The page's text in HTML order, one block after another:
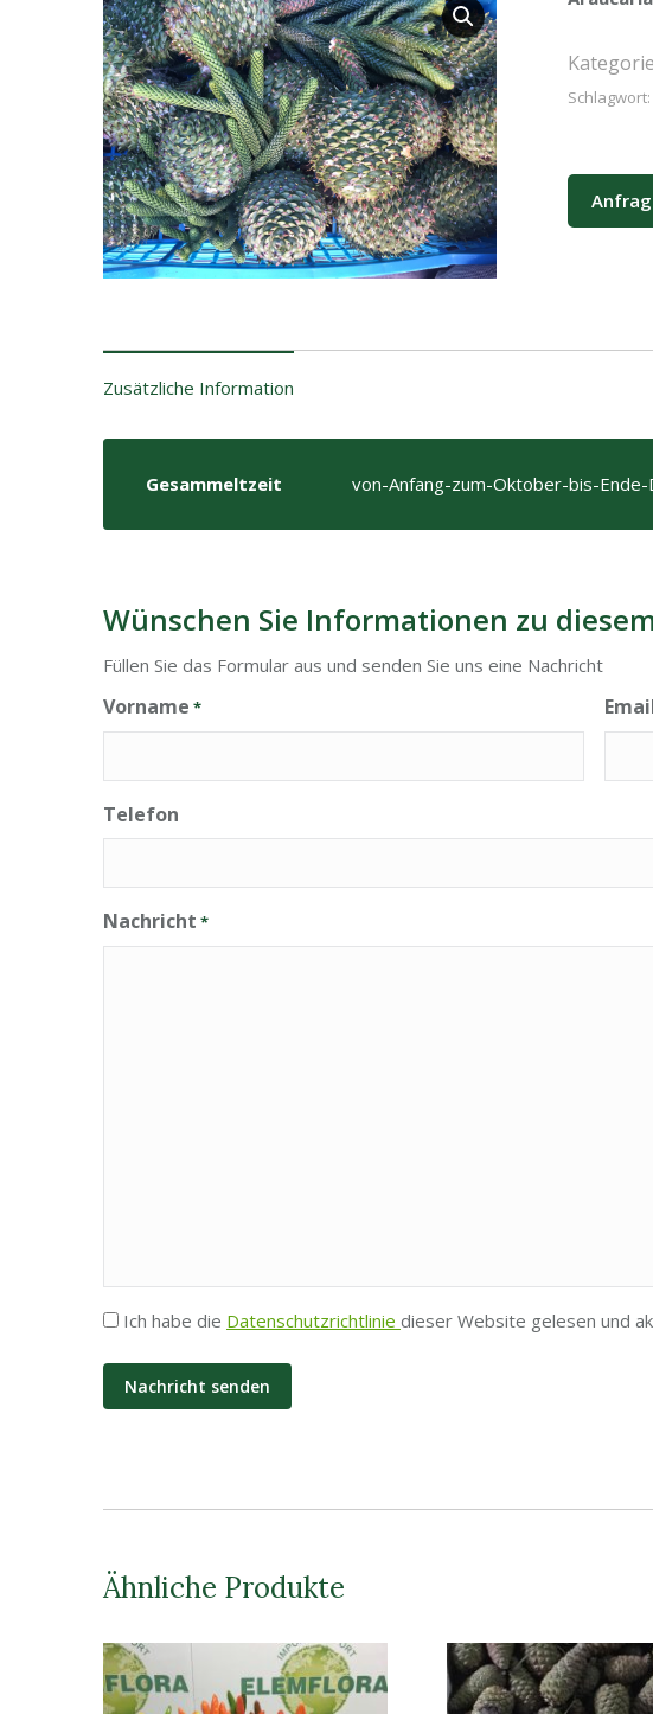
Schlagwort:
Zusätzliche Information
Gesammeltzeit von-Anfang-zum-Oktober-bis-
Wünschen Sie Informationen zu
Füllen Sie das Formular aus und senden Sie uns eine Nachricht
Vorname *
Telefon
Nachricht *
Privatsphäre
Ich habe die Datenschutzrichtlinie dieser Website gelesen und
Ähnliche Produkte